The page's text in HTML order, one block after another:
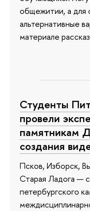
общежитии, а для
альтернативные
материале
Студенты
провели
памятникам
создания
Псков, Изборск,
Старая Ладога —
петербургского